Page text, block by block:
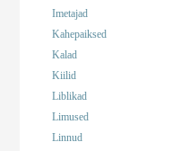
Imetajad
Kahepaiksed
Kalad
Kiilid
Liblikad
Limused
Linnud